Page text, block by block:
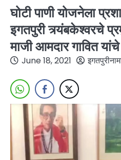
घोटी पाणी योजनेला
इगतपुरी त्र्यंबकेश्वरचे
माजी आमदार गावित
June 18, 2021